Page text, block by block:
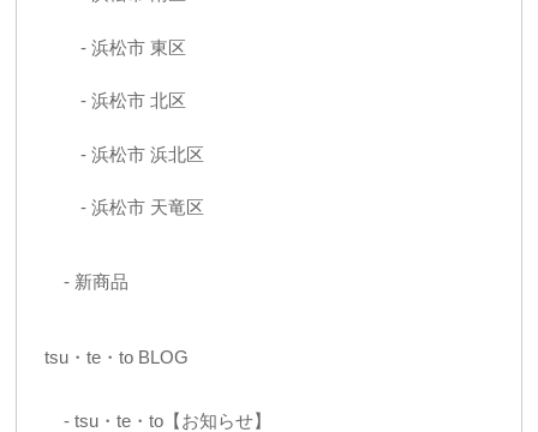
浜松市 東区
浜松市 北区
浜松市 浜北区
浜松市 天竜区
新商品
tsu・te・to BLOG
tsu・te・to【お知らせ】